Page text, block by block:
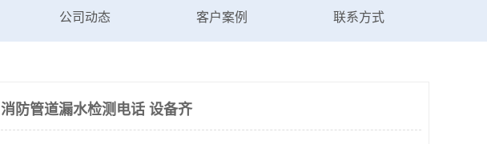
公司动态 客户案例 联系方式
消防管道漏水检测电话 设备齐